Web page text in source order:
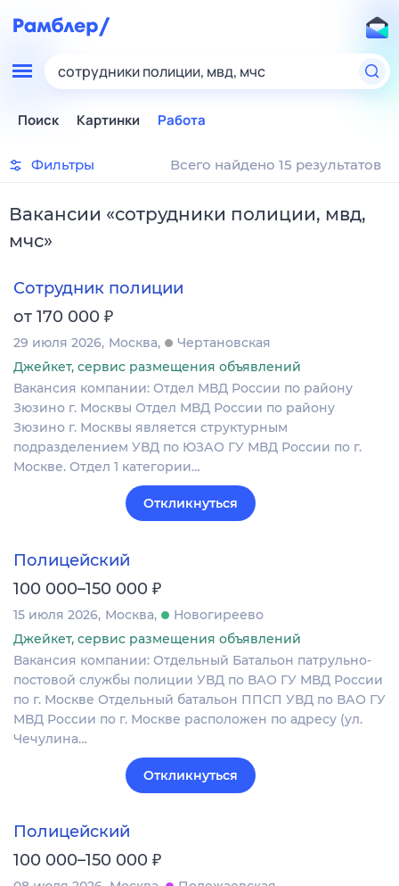
сотрудники полиции, мвд, мчс
Поиск Картинки Работа
Фильтры Всего найдено 15 результатов
Вакансии «сотрудники полиции, мвд,
мчс»
Сотрудник полиции
от 170 000 ₽
29 июля 2026 Москва
Чертановская
Джейкет, сервис размещения объявлений
Вакансия компании: Отдел МВД России по району
Зюзино г. Москвы Отдел МВД России по району
Зюзино г. Москвы является структурным
подразделением УВД по ЮЗАО ГУ МВД России по г.
Москве. Отдел 1 категории…
Откликнуться
Полицейский
100 000–150 000 ₽
15 июля 2026 Москва
Новогиреево
Джейкет, сервис размещения объявлений
Вакансия компании: Отдельный Батальон патрульно-
постовой службы полиции УВД по ВАО ГУ МВД России
по г. Москве Отдельный батальон ППСП УВД по ВАО ГУ
МВД России по г. Москве расположен по адресу (ул.
Чечулина…
Откликнуться
Полицейский
100 000–150 000 ₽